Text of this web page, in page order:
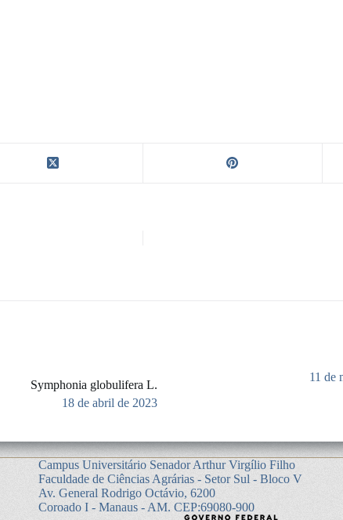
Symphonia globulifera L.
18 de abril de 2023
11 de
Campus Universitário Senador Arthur Virgílio Filho
Faculdade de Ciências Agrárias - Setor Sul - Bloco V
Av. General Rodrigo Octávio, 6200
Coroado I - Manaus - AM. CEP:69080-900